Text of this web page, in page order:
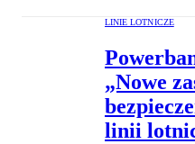
LINIE LOTNICZE
„Nowe
linii